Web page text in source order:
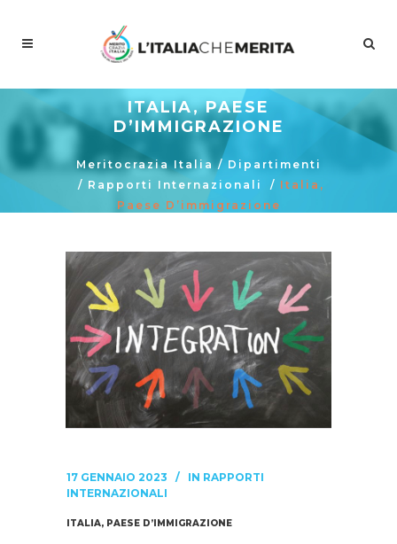
ITALIA, PAESE
D’IMMIGRAZIONE
Meritocrazia Italia / Dipartimenti
/ Rapporti Internazionali / Italia,
Paese D’immigrazione
17 GENNAIO 2023 IN RAPPORTI
INTERNAZIONALI
ITALIA, PAESE D’IMMIGRAZIONE